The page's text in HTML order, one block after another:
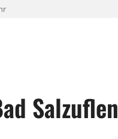
Salzuflen